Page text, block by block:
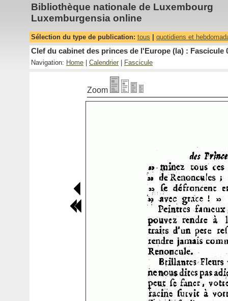
Bibliothèque nationale de Luxembourg
Luxemburgensia online
Sélection du type de publication: tous quotidiens et
Clef du cabinet des princes de l'Europe (la) : Fascicule
Navigation: Home Calendrier Fascicule
Zoom